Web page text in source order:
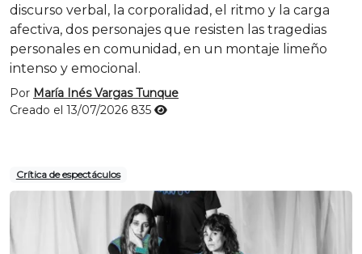
discurso verbal, la corporalidad, el ritmo y la carga
afectiva, dos personajes que resisten las tragedias
personales en comunidad, en un montaje limeño
intenso y emocional.
Por María Inés Vargas Tunque
Creado el 13/07/2026 835
Crítica de espectáculos